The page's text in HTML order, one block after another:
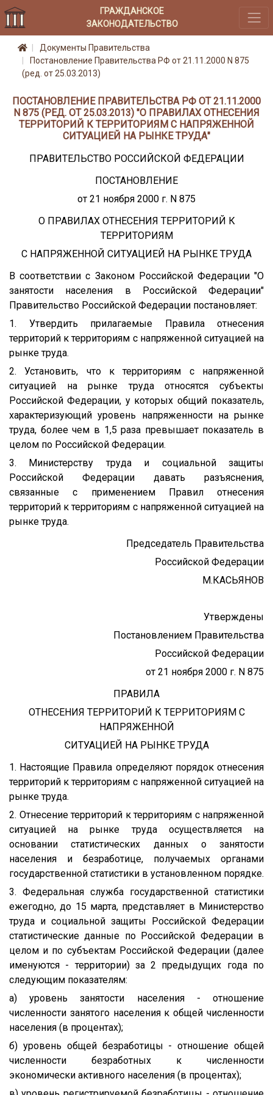
ГРАЖДАНСКОЕ
ЗАКОНОДАТЕЛЬСТВО
Документы Правительства
Постановление Правительства РФ от 21.11.2000 N 875
(ред. от 25.03.2013)
ПОСТАНОВЛЕНИЕ ПРАВИТЕЛЬСТВА РФ ОТ 21.11.2000
N 875 (РЕД. ОТ 25.03.2013) "О ПРАВИЛАХ ОТНЕСЕНИЯ
ТЕРРИТОРИЙ К ТЕРРИТОРИЯМ С НАПРЯЖЕННОЙ
СИТУАЦИЕЙ НА РЫНКЕ ТРУДА"
ПРАВИТЕЛЬСТВО РОССИЙСКОЙ ФЕДЕРАЦИИ
ПОСТАНОВЛЕНИЕ
от 21 ноября 2000 г. N 875
О ПРАВИЛАХ ОТНЕСЕНИЯ ТЕРРИТОРИЙ К
ТЕРРИТОРИЯМ
С НАПРЯЖЕННОЙ СИТУАЦИЕЙ НА РЫНКЕ ТРУДА
В соответствии с Законом Российской Федерации "О
занятости населения в Российской Федерации"
Правительство Российской Федерации постановляет:
1. Утвердить прилагаемые Правила отнесения
территорий к территориям с напряженной ситуацией на
рынке труда.
2. Установить, что к территориям с напряженной
ситуацией на рынке труда относятся субъекты
Российской Федерации, у которых общий показатель,
характеризующий уровень напряженности на рынке
труда, более чем в 1,5 раза превышает показатель в
целом по Российской Федерации.
3. Министерству труда и социальной защиты
Российской Федерации давать разъяснения,
связанные с применением Правил отнесения
территорий к территориям с напряженной ситуацией на
рынке труда.
Председатель Правительства
Российской Федерации
М.КАСЬЯНОВ
Утверждены
Постановлением Правительства
Российской Федерации
от 21 ноября 2000 г. N 875
ПРАВИЛА
ОТНЕСЕНИЯ ТЕРРИТОРИЙ К ТЕРРИТОРИЯМ С
НАПРЯЖЕННОЙ
СИТУАЦИЕЙ НА РЫНКЕ ТРУДА
1. Настоящие Правила определяют порядок отнесения
территорий к территориям с напряженной ситуацией на
рынке труда.
2. Отнесение территорий к территориям с напряженной
ситуацией на рынке труда осуществляется на
основании статистических данных о занятости
населения и безработице, получаемых органами
государственной статистики в установленном порядке.
3. Федеральная служба государственной статистики
ежегодно, до 15 марта, представляет в Министерство
труда и социальной защиты Российской Федерации
статистические данные по Российской Федерации в
целом и по субъектам Российской Федерации (далее
именуются - территории) за 2 предыдущих года по
следующим показателям:
а) уровень занятости населения - отношение
численности занятого населения к общей численности
населения (в процентах);
б) уровень общей безработицы - отношение общей
численности безработных к численности
экономически активного населения (в процентах);